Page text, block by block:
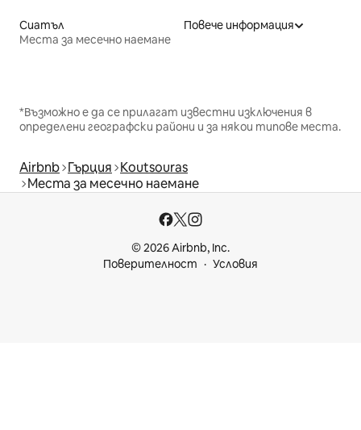
Сиатъл
Места за месечно наемане
Повече информация
*Възможно е да се прилагат известни изключения в
определени географски райони и за някои типове места.
Airbnb Гърция Koutsouras
Места за месечно наемане
© 2026 Airbnb, Inc.
Поверителност
Условия